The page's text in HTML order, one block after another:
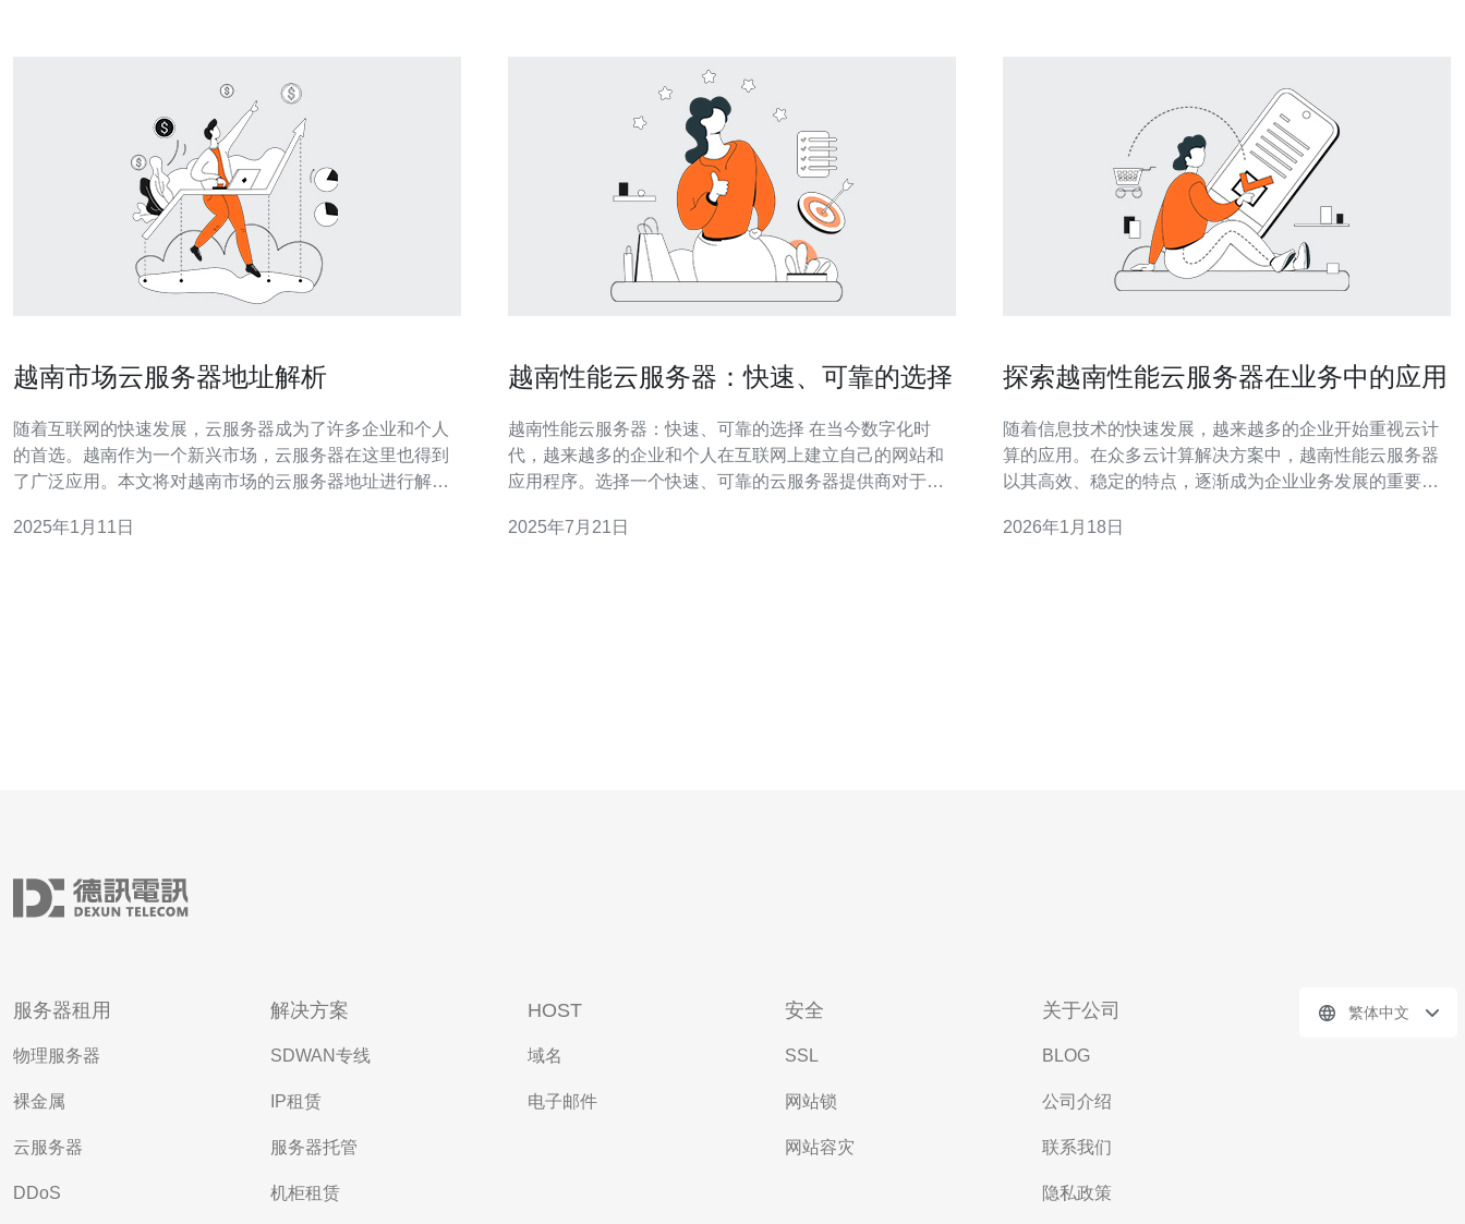
越南市场云服务器地址解析
随着互联网的快速发展，云服务器成为了许多企业和个人
的首选。越南作为一个新兴市场，云服务器在这里也得到
了广泛应用。本文将对越南市场的云服务器地址进行解
市场的云服务器可分为国内云和国际云两种类型。国内云
2025年1月11日
越南性能云服务器：快速、可靠的选择
越南性能云服务器：快速、可靠的选择 在当今数字化时
代，越来越多的企业和个人在互联网上建立自己的网站和
应用程序。选择一个快速、可靠的云服务器提供商对于确
服务器是一个受欢迎的选择，因为它提供快速、可靠的服
2025年7月21日
探索越南性能云服务器在业务中的应用
随着信息技术的快速发展，越来越多的企业开始重视云计
算的应用。在众多云计算解决方案中，越南性能云服务器
以其高效、稳定的特点，逐渐成为企业业务发展的重要支
帮助您更好地理解其优势和选择。 首先，什么是性能云服
2026年1月18日
服务器租用
物理服务器
裸金属
云服务器
DDoS
解决方案
SDWAN专线
IP租赁
服务器托管
机柜租赁
HOST
域名
电子邮件
安全
SSL
网站锁
网站容灾
关于公司
BLOG
公司介绍
联系我们
隐私政策
繁体中文